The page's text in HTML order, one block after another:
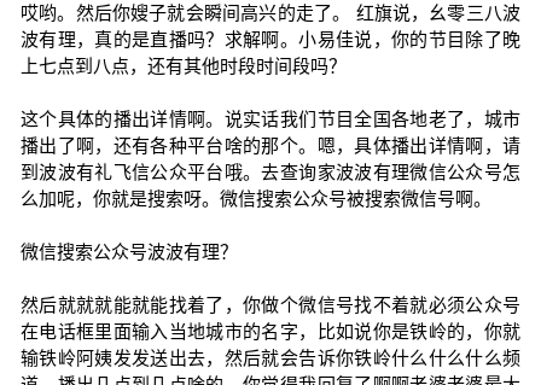
哎哟。然后你嫂子就会瞬间高兴的走了。 红旗说，幺零三八波
波有理，真的是直播吗？求解啊。小易佳说，你的节目除了晚
上七点到八点，还有其他时段时间段吗？
这个具体的播出详情啊。说实话我们节目全国各地老了，城市
播出了啊，还有各种平台啥的那个。嗯，具体播出详情啊，请
到波波有礼飞信公众平台哦。去查询家波波有理微信公众号怎
么加呢，你就是搜索呀。微信搜索公众号被搜索微信号啊。
微信搜索公众号波波有理？
然后就就就能就能找着了，你做个微信号找不着就必须公众号
在电话框里面输入当地城市的名字，比如说你是铁岭的，你就
输铁岭阿姨发发送出去，然后就会告诉你铁岭什么什么什么频